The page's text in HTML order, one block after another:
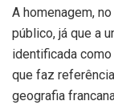
A homenagem,
público, já que a
identificada como
que faz
geografia